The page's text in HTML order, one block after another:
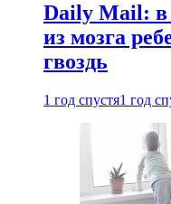
Daily Mail: в
из мозга
гвоздь
1 год спустя1 год